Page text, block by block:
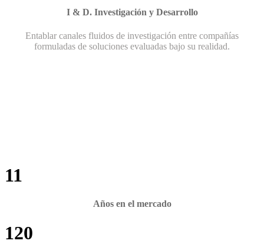
I & D. Investigación y Desarrollo
Entablar canales fluidos de investigación entre compañías
formuladas de soluciones evaluadas bajo su realidad.
11
Años en el mercado
120